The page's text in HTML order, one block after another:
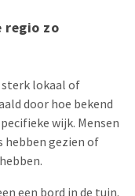
regio zo
sterk lokaal of
door hoe bekend
wijk. Mensen
hebben gezien of
een bord in de tuin.